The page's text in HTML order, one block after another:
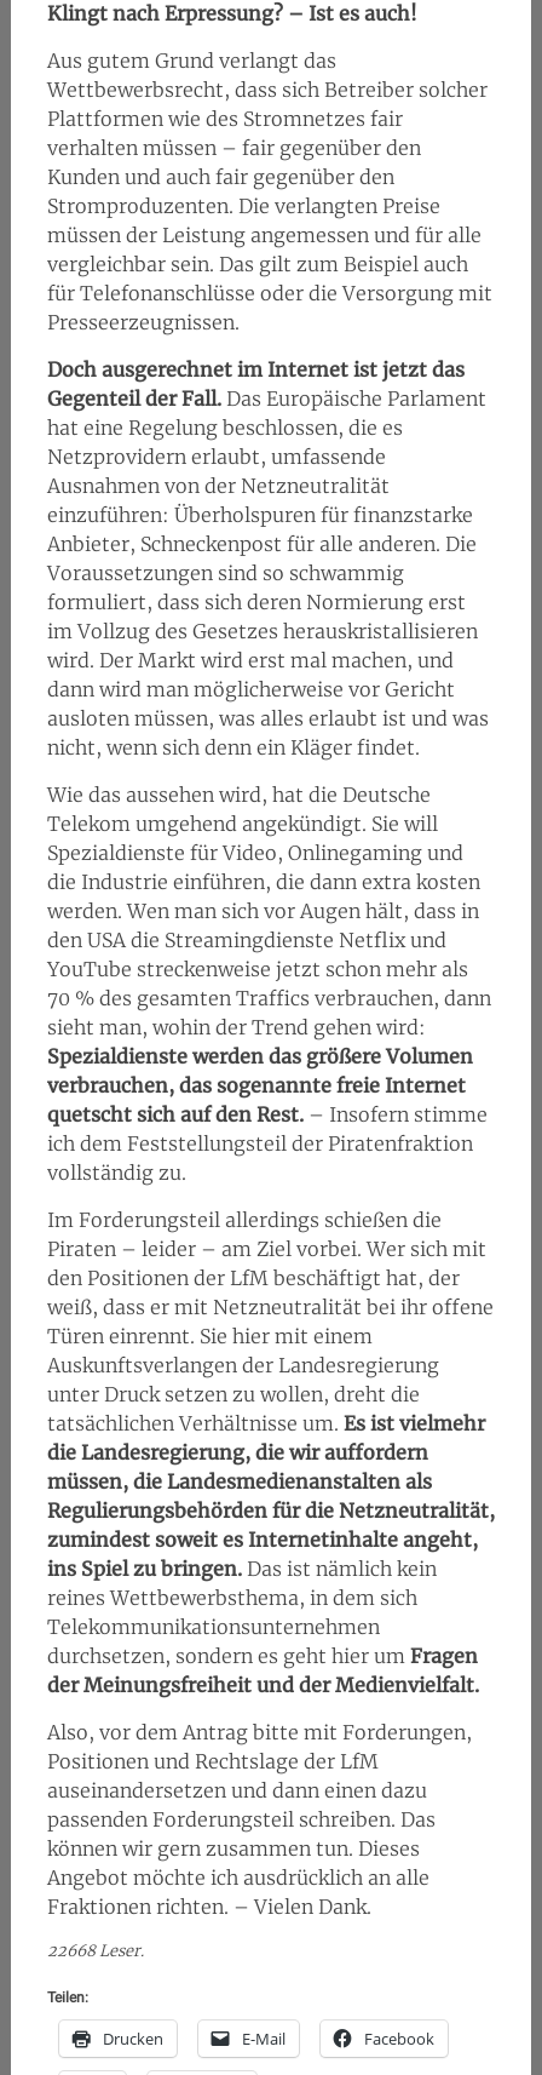
Klingt nach Erpressung? – Ist es auch!
Aus gutem Grund verlangt das
Wettbewerbsrecht, dass sich Betreiber solcher
Plattformen wie des Stromnetzes fair
verhalten müssen – fair gegenüber den
Kunden und auch fair gegenüber den
Stromproduzenten. Die verlangten Preise
müssen der Leistung angemessen und für alle
vergleichbar sein. Das gilt zum Beispiel auch
für Telefonanschlüsse oder die Versorgung mit
Presseerzeugnissen.
Doch ausgerechnet im Internet ist jetzt das
Gegenteil der Fall.Das Europäische Parlament
hat eine Regelung beschlossen, die es
Netzprovidern erlaubt, umfassende
Ausnahmen von der Netzneutralität
einzuführen: Überholspuren für finanzstarke
Anbieter, Schneckenpost für alle anderen. Die
Voraussetzungen sind so schwammig
formuliert, dass sich deren Normierung erst
im Vollzug des Gesetzes herauskristallisieren
wird. Der Markt wird erst mal machen, und
dann wird man möglicherweise vor Gericht
ausloten müssen, was alles erlaubt ist und was
nicht, wenn sich denn ein Kläger findet.
Wie das aussehen wird, hat die Deutsche
Telekom umgehend angekündigt. Sie will
Spezialdienste für Video, Onlinegaming und
die Industrie einführen, die dann extra kosten
werden. Wen man sich vor Augen hält, dass in
den USA die Streamingdienste Netflix und
YouTube streckenweise jetzt schon mehr als
70 % des gesamten Traffics verbrauchen, dann
sieht man, wohin der Trend gehen wird:
Spezialdienste werden das größere Volumen
verbrauchen, das sogenannte freie Internet
quetscht sich auf den Rest.– Insofern stimme
ich dem Feststellungsteil der Piratenfraktion
vollständig zu.
Im Forderungsteil allerdings schießen die
Piraten – leider – am Ziel vorbei. Wer sich mit
den Positionen der LfM beschäftigt hat, der
weiß, dass er mit Netzneutralität bei ihr offene
Türen einrennt. Sie hier mit einem
Auskunftsverlangen der Landesregierung
unter Druck setzen zu wollen, dreht die
tatsächlichen Verhältnisse um. Es ist vielmehr
die Landesregierung, die wir auffordern
müssen, die Landesmedienanstalten als
Regulierungsbehörden für die Netzneutralität,
zumindest soweit es Internetinhalte angeht,
ins Spiel zu bringen.Das ist nämlich kein
reines Wettbewerbsthema, in dem sich
Telekommunikationsunternehmen
durchsetzen, sondern es geht hier um Fragen
der Meinungsfreiheit und der Medienvielfalt.
Also, vor dem Antrag bitte mit Forderungen,
Positionen und Rechtslage der LfM
auseinandersetzen und dann einen dazu
passenden Forderungsteil schreiben. Das
können wir gern zusammen tun. Dieses
Angebot möchte ich ausdrücklich an alle
Fraktionen richten. – Vielen Dank.
22668 Leser.
Teilen:
Drucken E-Mail Facebook